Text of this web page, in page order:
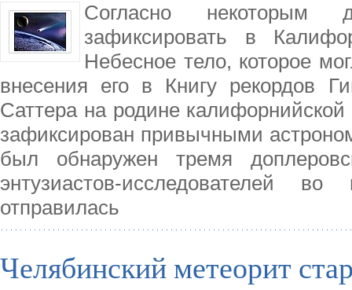
Согласно некоторым
зафиксировать в
Небесное тело, которое
внесения его в Книгу рекордов
Саттера на родине
зафиксирован привычными
был обнаружен тремя
энтузиастов-исследователей
отправилась
Челябинский метеорит